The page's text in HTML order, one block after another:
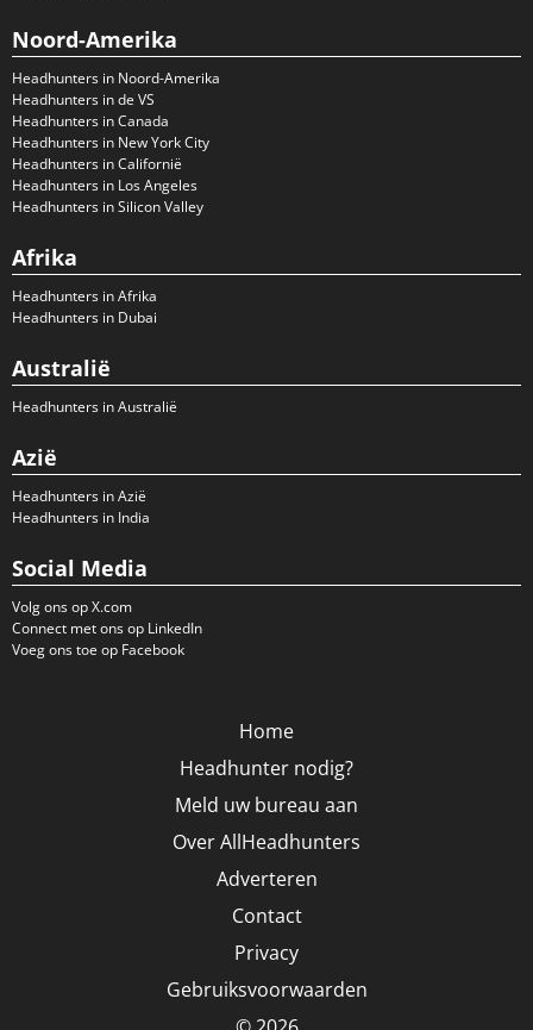
Noord-Amerika
Headhunters in Noord-Amerika
Headhunters in de VS
Headhunters in Canada
Headhunters in New York City
Headhunters in Californië
Headhunters in Los Angeles
Headhunters in Silicon Valley
Afrika
Headhunters in Afrika
Headhunters in Dubai
Australië
Headhunters in Australië
Azië
Headhunters in Azië
Headhunters in India
Social Media
Volg ons op X.com
Connect met ons op LinkedIn
Voeg ons toe op Facebook
Home
Headhunter nodig?
Meld uw bureau aan
Over AllHeadhunters
Adverteren
Contact
Privacy
Gebruiksvoorwaarden